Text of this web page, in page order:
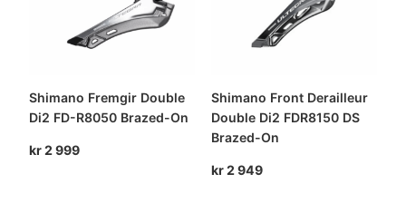
Shimano Fremgir Double
Di2 FD-R8050 Brazed-On
kr2 999
Shimano Front Derailleur
Double Di2 FDR8150 DS
Brazed-On
kr2 949